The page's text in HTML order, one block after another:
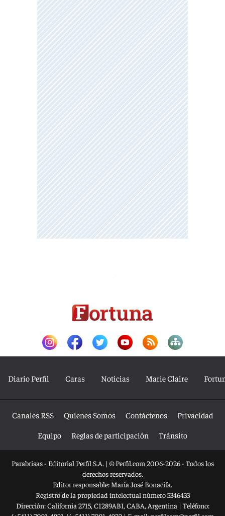
Diario Perfil Caras Noticias Marie Claire
Canales RSS Quienes Somos Contáctenos
Privacidad
Equipo
Reglas de participación Tránsito
Parabrisas - Editorial Perfil S.A. | © Perfil.com 2006-2026 - Todos los
derechos reservados.
Editor responsable: María José Bonacifa.
Registro de la propiedad intelectual número 5346433
Dirección:California 2715, C1289ABI, CABA, Argentina | Teléfono: